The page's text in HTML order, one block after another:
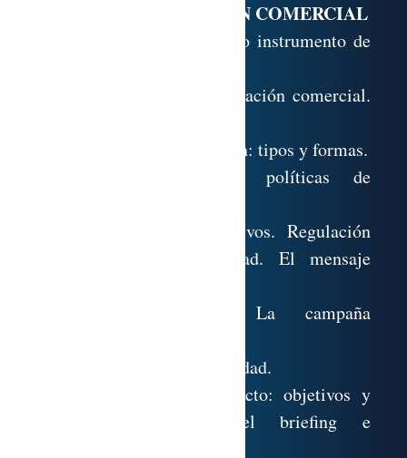
LA COMUNICACIÓN COMERCIAL
8.1. La comunicación como instrumento de
8.2. El proceso de comunicación comercial.
8.3. El mix de comunicación: tipos y formas.
8.4. Objetivos de las políticas de
8.5. La publicidad: objetivos. Regulación
legal. Tipos de publicidad. El mensaje
soportes publicitarios. La campaña
8.6. Las agencias de publicidad.
8.7. El briefing del producto: objetivos y
finalidad. Estructura del briefing e